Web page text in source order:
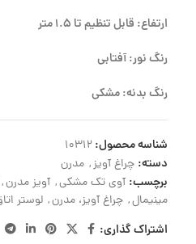
ارتفاع: قابل تنظیم تا 1.5 متر
رنگ نور: آفتابی
رنگ بدنه: مشکی
شناسه محصول:10312
دسته: چراغ آویز, مدرن
برچسب: آوی تک مشکی, آویز مدرن,
مینیمال, چراغ آویز، مدرن, لوستر
اشتراک گذاری: